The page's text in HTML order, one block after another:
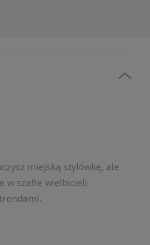
miejską stylówkę, ale
w szafie wielbicieli